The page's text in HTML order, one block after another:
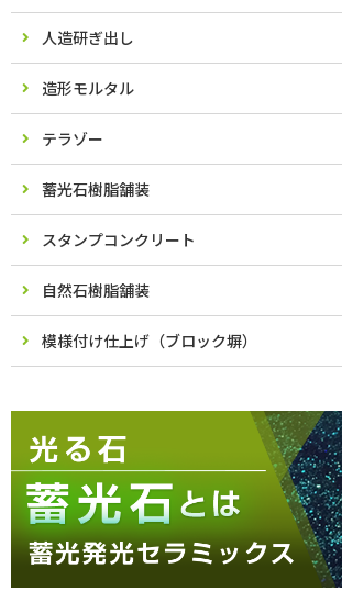
人造研ぎ出し
造形モルタル
テラゾー
蓄光石樹脂舗装
スタンプコンクリート
自然石樹脂舗装
模様付け仕上げ（ブロック塀）